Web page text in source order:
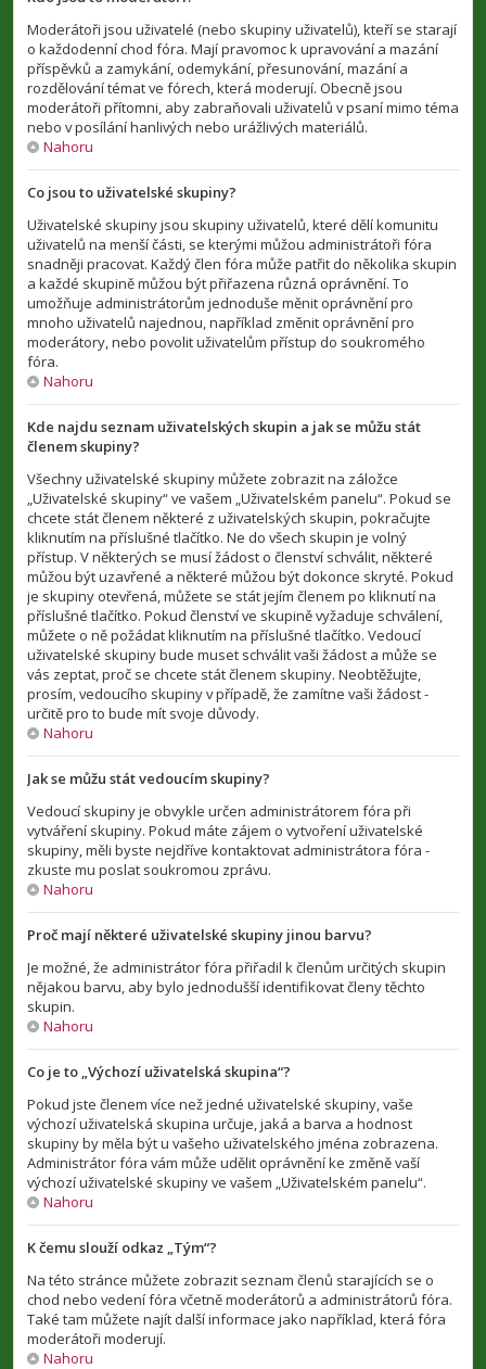
Moderátoři jsou uživatelé (nebo skupiny uživatelů), kteří se starají
o každodenní chod fóra. Mají pravomoc k upravování a mazání
příspěvků a zamykání, odemykání, přesunování, mazání a
rozdělování témat ve fórech, která moderují. Obecně jsou
moderátoři přítomni, aby zabraňovali uživatelů v psaní mimo téma
nebo v posílání hanlivých nebo urážlivých materiálů.
Nahoru
Co jsou to uživatelské skupiny?
Uživatelské skupiny jsou skupiny uživatelů, které dělí komunitu
uživatelů na menší části, se kterými můžou administrátoři fóra
snadněji pracovat. Každý člen fóra může patřit do několika skupin
a každé skupině můžou být přiřazena různá oprávnění. To
umožňuje administrátorům jednoduše měnit oprávnění pro
mnoho uživatelů najednou, například změnit oprávnění pro
moderátory, nebo povolit uživatelům přístup do soukromého
fóra.
Nahoru
Kde najdu seznam uživatelských skupin a jak se můžu stát
členem skupiny?
Všechny uživatelské skupiny můžete zobrazit na záložce
„Uživatelské skupiny“ ve vašem „Uživatelském panelu“. Pokud se
chcete stát členem některé z uživatelských skupin, pokračujte
kliknutím na příslušné tlačítko. Ne do všech skupin je volný
přístup. V některých se musí žádost o členství schválit, některé
můžou být uzavřené a některé můžou být dokonce skryté. Pokud
je skupiny otevřená, můžete se stát jejím členem po kliknutí na
příslušné tlačítko. Pokud členství ve skupině vyžaduje schválení,
můžete o ně požádat kliknutím na příslušné tlačítko. Vedoucí
uživatelské skupiny bude muset schválit vaši žádost a může se
vás zeptat, proč se chcete stát členem skupiny. Neobtěžujte,
prosím, vedoucího skupiny v případě, že zamítne vaši žádost -
určitě pro to bude mít svoje důvody.
Nahoru
Jak se můžu stát vedoucím skupiny?
Vedoucí skupiny je obvykle určen administrátorem fóra při
vytváření skupiny. Pokud máte zájem o vytvoření uživatelské
skupiny, měli byste nejdříve kontaktovat administrátora fóra -
zkuste mu poslat soukromou zprávu.
Nahoru
Proč mají některé uživatelské skupiny jinou barvu?
Je možné, že administrátor fóra přiřadil k členům určitých skupin
nějakou barvu, aby bylo jednodušší identifikovat členy těchto
skupin.
Nahoru
Co je to „Výchozí uživatelská skupina“?
Pokud jste členem více než jedné uživatelské skupiny, vaše
výchozí uživatelská skupina určuje, jaká a barva a hodnost
skupiny by měla být u vašeho uživatelského jména zobrazena.
Administrátor fóra vám může udělit oprávnění ke změně vaší
výchozí uživatelské skupiny ve vašem „Uživatelském panelu“.
Nahoru
K čemu slouží odkaz „Tým“?
Na této stránce můžete zobrazit seznam členů starajících se o
chod nebo vedení fóra včetně moderátorů a administrátorů fóra.
Také tam můžete najít další informace jako například, která fóra
moderátoři moderují.
Nahoru